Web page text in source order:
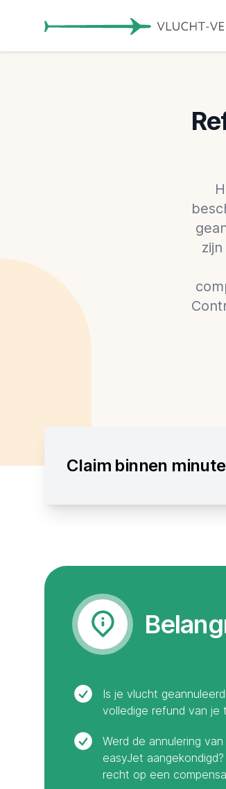
Claim binnen
Is je vlucht
volledige refund van je
Werd de annulering
easyJet
recht op een